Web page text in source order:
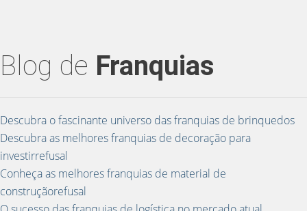
Blog de Franquias
Descubra o fascinante universo das franquias de brinquedos
Descubra as melhores franquias de decoração para
investirrefusal
Conheça as melhores franquias de material de
construçãorefusal